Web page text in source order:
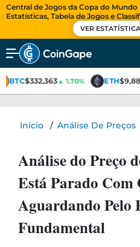
Central de Jogos da Copa do
Estatísticas, Tabela de Jogos e
VER
BTC$332,363▲ 1.70% ETH
Início / Análise De Preços
Análise do Preço
Está Parado Com
Aguardando Pelo
Fundamental